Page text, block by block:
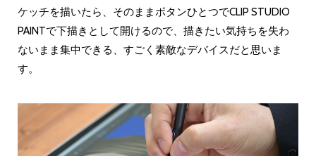
ケッチを描いたら、そのままボタンひとつでCLIP STUDIO
PAINTで下描きとして開けるので、描きたい気持ちを失わ
ないまま集中できる、すごく素敵なデバイスだと思いま
す。